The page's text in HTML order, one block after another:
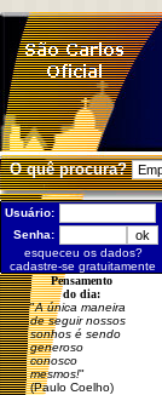
O quê procura?
Usuário:
Senha:
esqueceu os dados?
cadastre-se gratuitamente
Pensamento
do dia:
"A única maneira
de seguir nossos
sonhos é sendo
generoso
conosco
mesmos!"
(Paulo Coelho)